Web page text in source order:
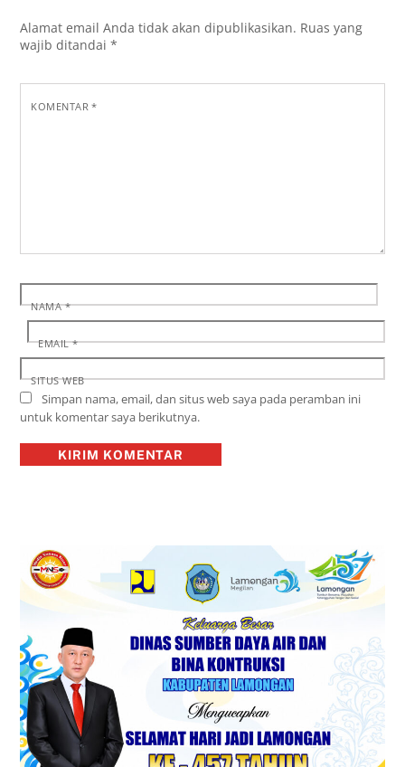
Alamat email Anda tidak akan dipublikasikan. Ruas yang
wajib ditandai*
KOMENTAR*
NAMA*
EMAIL*
SITUS WEB
Simpan nama, email, dan situs web saya pada peramban ini
untuk komentar saya berikutnya.